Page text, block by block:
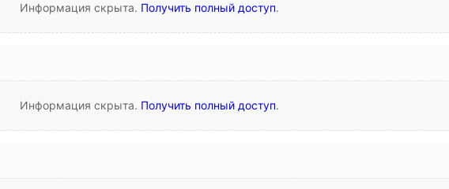
Информация скрыта. Получить полный доступ.
Информация скрыта. Получить полный доступ.